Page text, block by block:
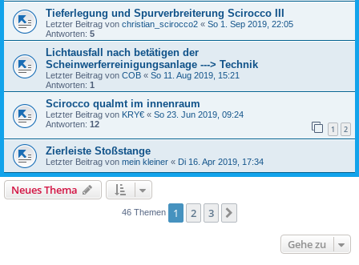
Tieferlegung und Spurverbreiterung Scirocco III
Letzter Beitrag von christian_scirocco2 « So 1. Sep 2019, 22:05
Antworten: 5
Lichtausfall nach betätigen der
Scheinwerferreinigungsanlage ---> Technik
Letzter Beitrag von COB « So 11. Aug 2019, 15:21
Antworten: 1
Scirocco qualmt im innenraum
Letzter Beitrag von KRY€ « So 23. Jun 2019, 09:24
Antworten: 12 1 2
Zierleiste Stoßstange
Letzter Beitrag von mein kleiner « Di 16. Apr 2019, 17:34
Neues Thema
46 Themen 1 2 3
Gehe zu